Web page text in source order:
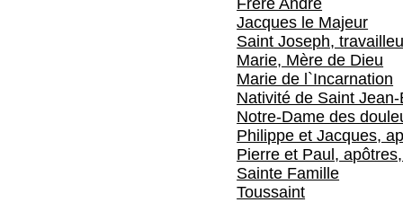
Frère André
Jacques le Majeur
Saint Joseph,
Marie, Mère de Dieu
Marie de l`Incarnation
Nativité de Saint
Notre-Dame des
Philippe et Jacques,
Pierre et Paul,
Sainte Famille
Toussaint